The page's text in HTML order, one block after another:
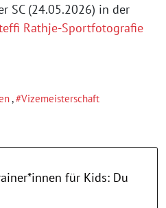
SC (24.05.2026) in der
Rathje-Sportfotografie
, Vizemeisterschaft
für Kids: Du